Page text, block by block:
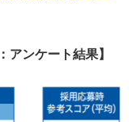
アンケート結果】